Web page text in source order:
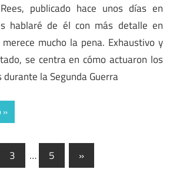
publicado hace unos días en
hablaré de él con más detalle en
mucho la pena. Exhaustivo y
se centra en cómo actuaron los
la Segunda Guerra
3 … 5
Entradas
siguientes
»